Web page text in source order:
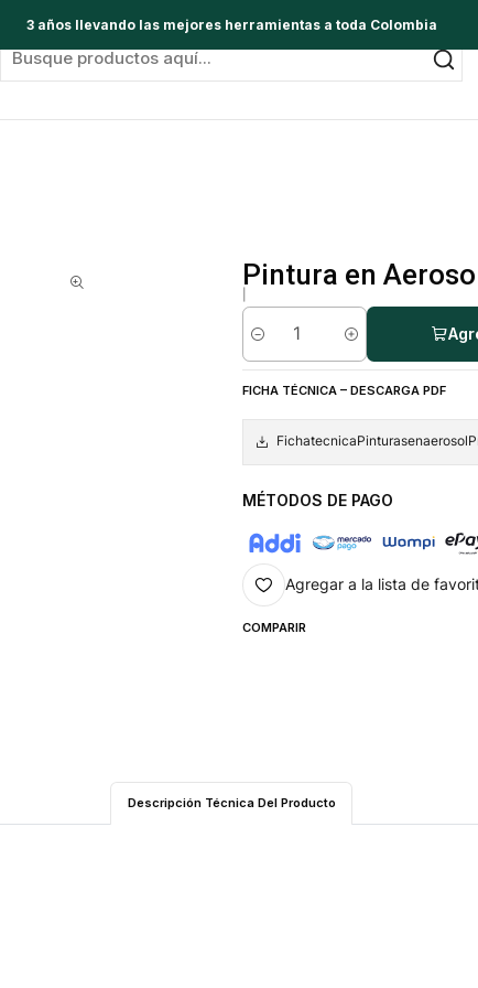
3 años llevando las mejores herramientas a toda Colombia
Pintura en
Cantidad
FICHA TÉCNICA – DESCARGA PDF
MÉTODOS DE PAGO
Agregar a la lista de
COMPARIR
Descripción Técnica Del Producto